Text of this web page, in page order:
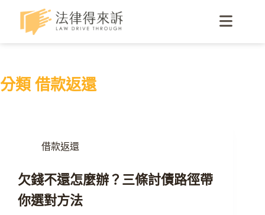
分類 借款返還
借款返還
欠錢不還怎麼辦？三條討債路徑帶
你選對方法